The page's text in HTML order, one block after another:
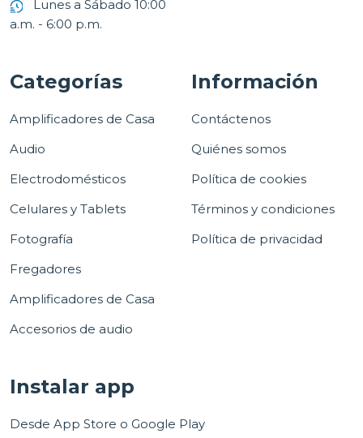
Lunes a Sábado 10:00
a.m. - 6:00 p.m.
Categorías
Amplificadores de Casa
Audio
Electrodomésticos
Celulares y Tablets
Fotografía
Fregadores
Amplificadores de Casa
Accesorios de audio
Información
Contáctenos
Quiénes somos
Política de cookies
Términos y condiciones
Política de privacidad
Instalar app
Desde App Store o Google Play